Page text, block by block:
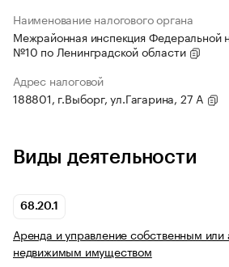
Наименование налогового органа
Межрайонная инспекция Федеральной
№10 по Ленинградской области
Адрес налоговой
188801, г.Выборг, ул.Гагарина, 27 А
Виды деятельности
68.20.1
Аренда и управление собственным
недвижимым имуществом